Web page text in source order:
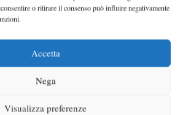
o ritirare il consenso può influire negativamente
Accetta
Nega
Visualizza preferenze